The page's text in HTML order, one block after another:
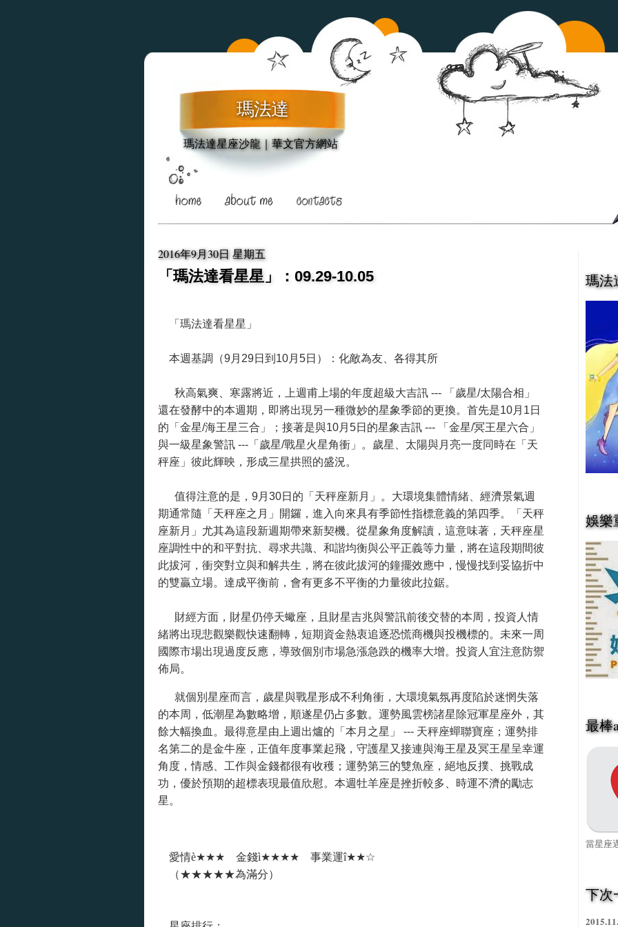
瑪法達
瑪法達星座沙龍｜華文官方網站
2016年9月30日 星期五
「瑪法達看星星」：09.29-10.05
「瑪法達看星星」
本週基調（9月 29日到 10月 5日）：化敵為友、各得其所
秋高氣爽、寒露將近，上週甫上場的年度超級大吉訊 --- 「歲星/太陽合相」
還在發酵中的本週期 ，即將出現另一種微妙的星象季節的更換。首先是10月 1 日
的「金星/海王星三合」；接著是與10月 5日的星象吉訊 --- 「金星/冥王星六合」
與一級星象警訊 --- 「歲星/戰星火星角衝」
。歲星、太陽與月亮一度同時在「天
秤座」彼此輝映，形成三星拱照的盛況。
值得注意的是， 9月 30日的 「天秤座新月」。大環境集體情緒、經濟景氣週
期通常隨「天秤座之月」開鑼，進入向來具有季節性指標意義的第四季。「天秤
座新月」尤其為這段新週期帶來新契機。從星象角度解讀，這意味著，天秤座星
座調性中的和平對抗、尋求共識、和諧均衡與公平正義等力量，將在這段期間彼
此拔河，衝突對立與和解共生，將在彼此拔河的鐘擺效應中，慢慢找到妥協折中
的雙贏立場。達成平衡前，會有更多不平衡的力量彼此拉鋸。
財經方面， 財星仍停天蠍座 ，且財星吉兆與警訊前後交替的本周，投資人情
緒將出現悲觀樂觀快速翻轉，短期資金熱衷追逐恐慌商機與投機標的。未來一周
國際市場出現過度反應 ，導致個別市場急漲急跌的機率大增。投資人宜注意防禦
佈局。
就個別星座而言，歲星與戰星形成不利角衝，大環境氣氛再度陷於迷惘失落
的本周，低潮星為數略增，順遂星仍占多數。運勢風雲榜諸星除冠軍星座外，其
餘大幅換血。最得意星由上週出爐的「本月之星」
--- 天秤座蟬聯寶座；運勢排
名第二的是金牛座，正值年度事業起飛，守護星又接連與海王星及冥王星呈幸運
角度，情感、工作與金錢都很有收穫；運勢第三的雙魚座，絕地反撲、挑戰成
功，優於預期的超標表現最值欣慰。 本週牡羊座是挫折較多、時運不濟的勵志
星。
愛情è★★★ 金錢ì★★★★ 事業運î★★☆
（★★★★★為滿分）
瑪法
娛樂
最棒
當星座
下次